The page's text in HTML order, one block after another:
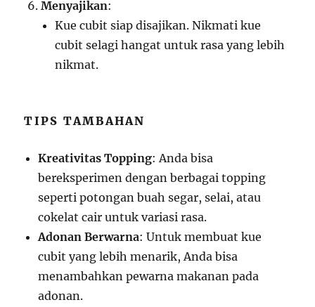
Menyajikan:
Kue cubit siap disajikan. Nikmati kue
cubit selagi hangat untuk rasa yang lebih
nikmat.
TIPS TAMBAHAN
Kreativitas Topping: Anda bisa
bereksperimen dengan berbagai topping
seperti potongan buah segar, selai, atau
cokelat cair untuk variasi rasa.
Adonan Berwarna: Untuk membuat kue
cubit yang lebih menarik, Anda bisa
menambahkan pewarna makanan pada
adonan.